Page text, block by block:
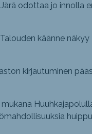
odottaa jo innolla
käänne näkyy
kirjautuminen